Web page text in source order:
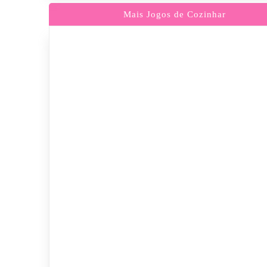
Mais Jogos de Cozinhar